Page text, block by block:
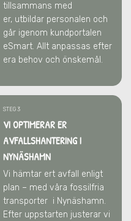
tillsammans med
er, utbildar personalen och
går igenom kundportalen
eSmart. Allt anpassas efter
era behov och önskemål.
STEG 3
VI OPTIMERAR ER
AVFALLSHANTERINGI
NYNÄSHAMN
Vi hämtar ert avfall enligt
plan – med våra fossilfria
transporter i Nynäshamn.
Efter uppstarten justerar vi